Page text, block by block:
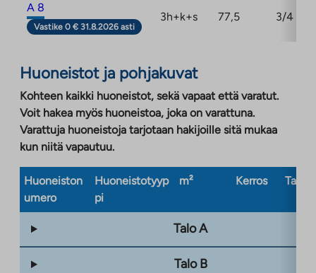
A 8
Vastike 0 € 31.8.2026 asti
3h+k+s 77,5 3/4
Huoneistot ja pohjakuvat
Kohteen kaikki huoneistot, sekä vapaat että varatut.
Voit hakea myös huoneistoa, joka on varattuna.
Varattuja huoneistoja tarjotaan hakijoille sitä mukaa
kun niitä vapautuu.
Huoneiston
umero
Huoneistotyyp
pi
m² Kerros
Talo A
Talo B